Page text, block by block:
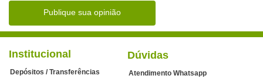
Publique sua opinião
Institucional
Depósitos / Transferências
Dúvidas
Atendimento Whatsapp